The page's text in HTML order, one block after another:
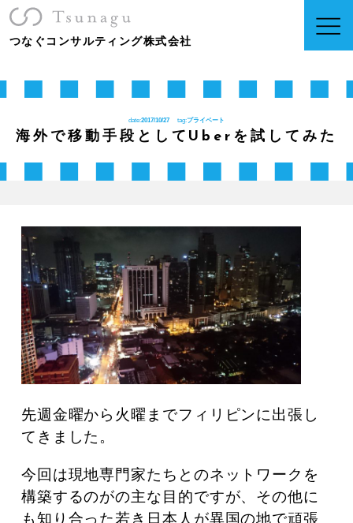
つなぐコンサルティング株式会社
date:2017/10/27 tag:プライベート
海外で移動手段としてUberを試してみた
先週金曜から火曜までフィリピンに出張し
てきました。
今回は現地専門家たちとのネットワークを
構築するのがの主な目的ですが、その他に
も知り合った若き日本人が異国の地で頑張